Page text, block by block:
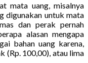
mata uang, misalnya
digunakan untuk mata
dan perak pernah
alasan mengapa
bahan uang karena,
(Rp. 100,00), atau lima